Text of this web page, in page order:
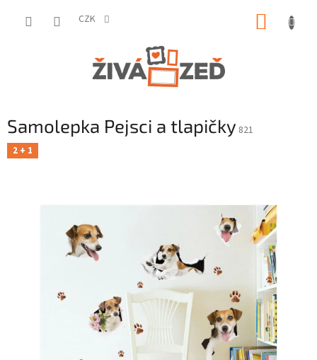
CZK
Samolepka Pejsci a tlapičky 821
2 + 1